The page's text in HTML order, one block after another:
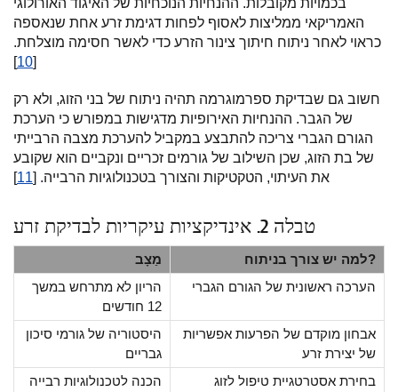
בכמויות מקובלות. ההנחיות הנוכחיות של האיגוד האורולוגי
האמריקאי ממליצות לאסוף לפחות דגימת זרע אחת שנאספה
כראוי לאחר ניתוח חיתוך צינור הזרע כדי לאשר חסימה מוצלחת.
[
10
]
חשוב גם שבדיקת ספרמוגרמה תהיה ניתוח של בני הזוג, ולא רק
של הגבר. ההנחיות האירופיות מדגישות במפורש כי הערכת
הגורם הגברי צריכה להתבצע במקביל להערכת מצבה הרבייתי
של בת הזוג, שכן השילוב של גורמים זכריים ונקביים הוא שקובע
את העיתוי, הטקטיקות והצורך בטכנולוגיות הרבייה. [11
]
טבלה 2. אינדיקציות עיקריות לבדיקת זרע
מַצָב
למה יש צורך בניתוח?
הריון לא מתרחש במשך
12 חודשים
הערכה ראשונית של הגורם הגברי
היסטוריה של גורמי סיכון
גבריים
אבחון מוקדם של הפרעות אפשריות
של יצירת זרע
הכנה לטכנולוגיות רבייה
בחירת אסטרטגיית טיפול לזוג